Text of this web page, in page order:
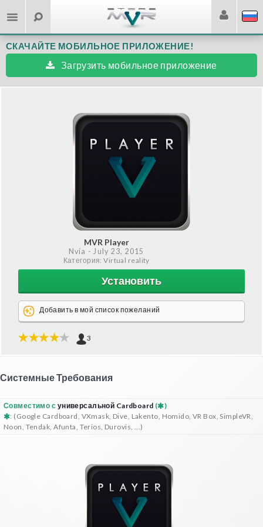
СКАЧАЙТЕ МОБИЛЬНОЕ ПРИЛОЖЕНИЕ!
Загрузить мобильное приложение
MVR Player
Nvía - July 23, 2015
Категория: Virtual reality
Установить
Добавить в мой список пожеланий
3
Системные Требования
Совместимо с универсальной Cardboard (
)
: (Google Cardboard, VXmask, Dive, Lakento, Homido, VR Box, SimpleVR,
Noon, Tendak, Afunta, Terios, Durovis, ...)